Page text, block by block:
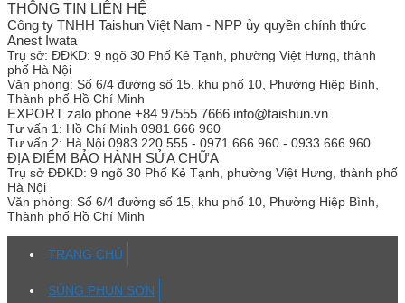
THÔNG TIN LIÊN HỆ
Công ty TNHH Taishun Việt Nam - NPP ủy quyền chính thức
Anest Iwata
Trụ sở: ĐĐKD: 9 ngõ 30 Phố Kẻ Tạnh, phường Việt Hưng, thành
phố Hà Nội
Văn phòng: Số 6/4 đường số 15, khu phố 10, Phường Hiệp Bình,
Thành phố Hồ Chí Minh
EXPORT zalo phone +84 97555 7666 info@taishun.vn
Tư vấn 1: Hồ Chí Minh 0981 666 960
Tư vấn 2: Hà Nội 0983 220 555 - 0971 666 960 - 0933 666 960
ĐỊA ĐIỂM BẢO HÀNH SỬA CHỮA
Trụ sở ĐĐKD: 9 ngõ 30 Phố Kẻ Tạnh, phường Việt Hưng, thành phố
Hà Nội
Văn phòng: Số 6/4 đường số 15, khu phố 10, Phường Hiệp Bình,
Thành phố Hồ Chí Minh
TRANG CHỦ
SÚNG PHUN SƠN